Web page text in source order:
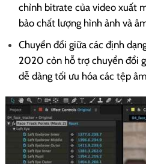
chỉnh bitrate của video xuất
bảo chất lượng hình ảnh và
Chuyển đổi giữa các định
2020 còn hỗ trợ chuyển đổi
dễ dàng tối ưu hóa các tệp